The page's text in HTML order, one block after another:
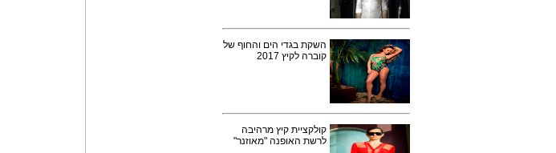
השקת בגדי הים והחוף של
קוברה לקיץ 2017
קולקציית קיץ מרהיבה
לרשת האופנה "מאוזנר"